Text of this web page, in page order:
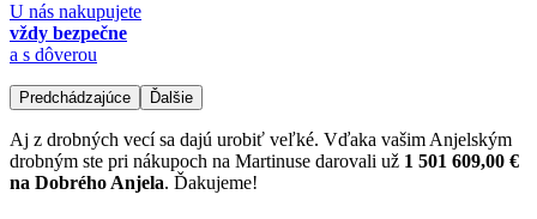
U nás nakupujete
vždy bezpečne
a s dôverou
Predchádzajúce Ďalšie
Aj z drobných vecí sa dajú urobiť veľké. Vďaka vašim Anjelským
drobným ste pri nákupoch na Martinuse darovali už 1 501 609,00 €
na Dobrého Anjela. Ďakujeme!